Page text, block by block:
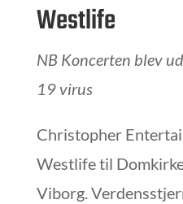
Westlife
NB Koncerten blev
19 virus
Christopher
Westlife til
Viborg.